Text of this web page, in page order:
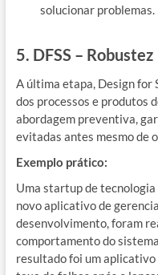
solucionar problemas.
5. DFSS – Robustez
A última etapa, Design for
dos processos e produtos
abordagem preventiva,
evitadas antes mesmo de
Exemplo prático:
Uma startup de
novo aplicativo de
desenvolvimento, foram
comportamento do
resultado foi um aplicativo